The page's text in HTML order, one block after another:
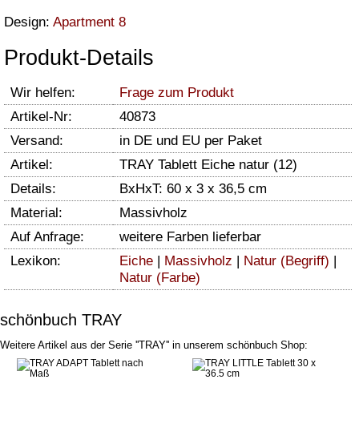
Design: Apartment 8
Produkt-Details
Wir helfen:
Frage zum Produkt
Artikel-Nr:
40873
Versand:
in DE und EU per Paket
Artikel:
TRAY Tablett Eiche natur (12)
Details:
BxHxT: 60 x 3 x 36,5 cm
Material:
Massivholz
Auf Anfrage:
weitere Farben lieferbar
Lexikon:
Eiche Massivholz Natur (Begriff)
Natur (Farbe)
schönbuch TRAY
Weitere Artikel aus der Serie ''TRAY'' in unserem schönbuch Shop: